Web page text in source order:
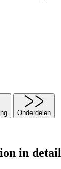
Onderdelen
in detail